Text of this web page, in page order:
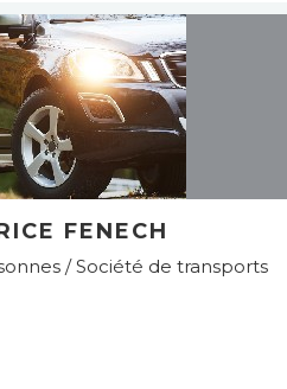
FENECH
/ Société de transports